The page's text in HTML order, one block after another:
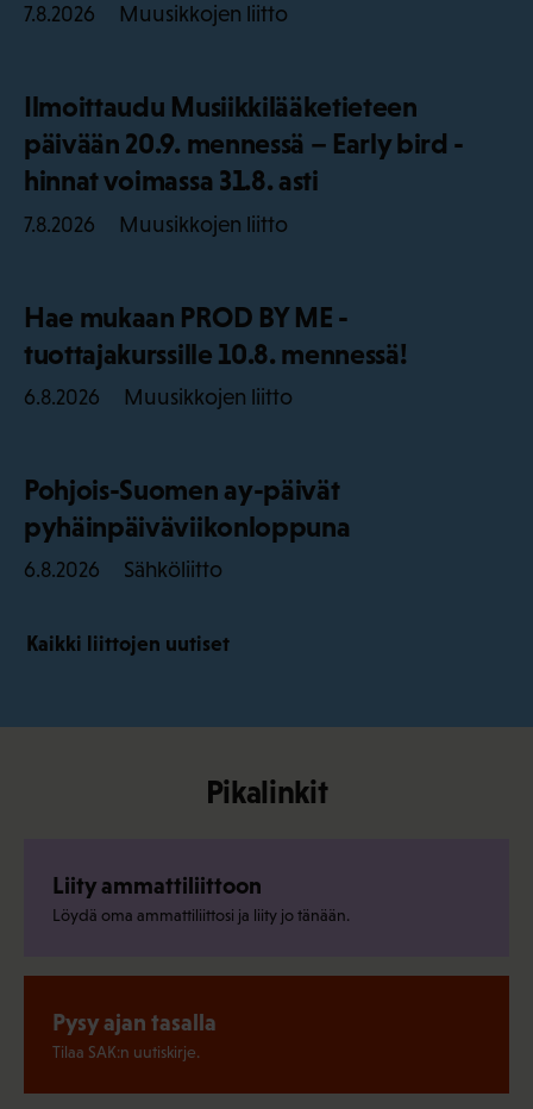
7.8.2026 Muusikkojen liitto
Ilmoittaudu Musiikkilääketieteen
päivään 20.9. mennessä – Early bird -
hinnat voimassa 31.8. asti
7.8.2026 Muusikkojen liitto
Hae mukaan PROD BY ME -
tuottajakurssille 10.8. mennessä!
6.8.2026 Muusikkojen liitto
Pohjois-Suomen ay-päivät
pyhäinpäiväviikonloppuna
6.8.2026 Sähköliitto
Kaikki liittojen uutiset
Pikalinkit
Liity ammattiliittoon
Löydä oma ammattiliittosi ja liity jo tänään.
Pysy ajan tasalla
Tilaa SAK:n uutiskirje.